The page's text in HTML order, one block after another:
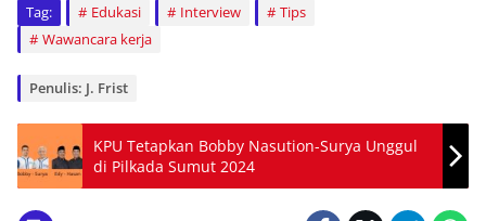
Tag: Edukasi Interview
Tips
Wawancara kerja
Penulis: J. Frist
KPU Tetapkan Bobby Nasution-Surya Unggul
di Pilkada Sumut 2024